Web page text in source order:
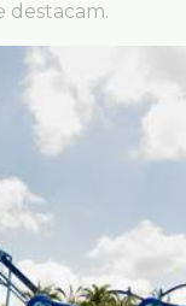
destacam.